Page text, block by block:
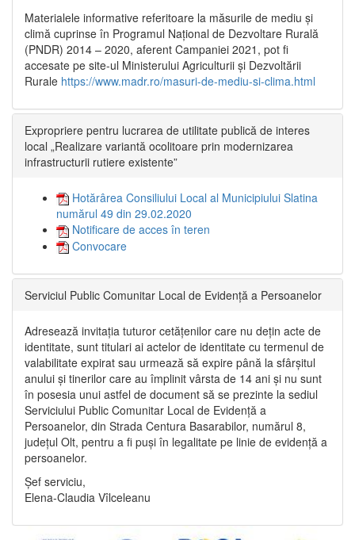
Materialele informative referitoare la măsurile de mediu și
climă cuprinse în Programul Național de Dezvoltare Rurală
(PNDR) 2014 – 2020, aferent Campaniei 2021, pot fi
accesate pe site-ul Ministerului Agriculturii și Dezvoltării
Rurale https://www.madr.ro/masuri-de-mediu-si-clima.html
Expropriere pentru lucrarea de utilitate publică de interes
local „Realizare variantă ocolitoare prin modernizarea
infrastructurii rutiere existente”
Hotărârea Consiliului Local al Municipiului Slatina
numărul 49 din 29.02.2020
Notificare de acces în teren
Convocare
Serviciul Public Comunitar Local de Evidență a Persoanelor
Adresează invitația tuturor cetățenilor care nu dețin acte de
identitate, sunt titulari ai actelor de identitate cu termenul de
valabilitate expirat sau urmează să expire până la sfârșitul
anului și tinerilor care au împlinit vârsta de 14 ani și nu sunt
în posesia unui astfel de document să se prezinte la sediul
Serviciului Public Comunitar Local de Evidență a
Persoanelor, din Strada Centura Basarabilor, numărul 8,
județul Olt, pentru a fi puși în legalitate pe linie de evidență a
persoanelor.
Șef serviciu,
Elena-Claudia Vîlceleanu